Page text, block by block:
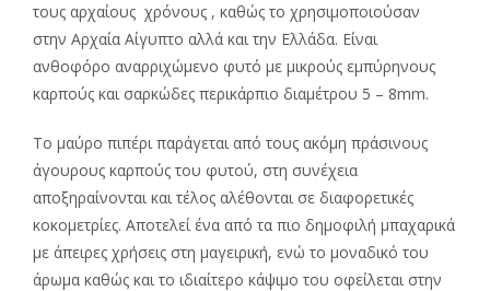
τους αρχαίους χρόνους , καθώς το χρησιμοποιούσαν
στην Αρχαία Αίγυπτο αλλά και την Ελλάδα. Είναι
ανθοφόρο αναρριχώμενο φυτό με μικρούς εμπύρηνους
καρπούς και σαρκώδες περικάρπιο διαμέτρου 5 – 8mm.
Το μαύρο πιπέρι παράγεται από τους ακόμη πράσινους
άγουρους καρπούς του φυτού, στη συνέχεια
αποξηραίνονται και τέλος αλέθονται σε διαφορετικές
κοκομετρίες. Αποτελεί ένα από τα πιο δημοφιλή μπαχαρικά
με άπειρες χρήσεις στη μαγειρική, ενώ το μοναδικό του
άρωμα καθώς και το ιδιαίτερο κάψιμο του οφείλεται στην